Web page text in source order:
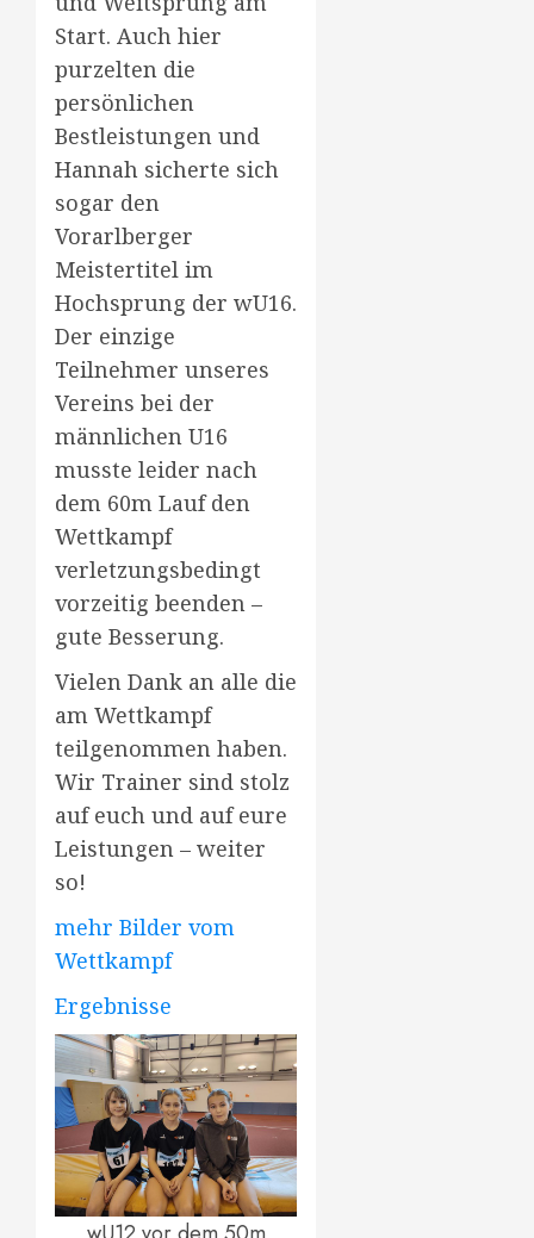
Start. Auch hier
purzelten die
persönlichen
Bestleistungen und
Hannah sicherte sich
sogar den
Vorarlberger
Meistertitel im
Hochsprung der wU16.
Der einzige
Teilnehmer unseres
Vereins bei der
männlichen U16
musste leider nach
dem 60m Lauf den
Wettkampf
verletzungsbedingt
vorzeitig beenden –
gute Besserung.
Vielen Dank an alle die
am Wettkampf
teilgenommen haben.
Wir Trainer sind stolz
auf euch und auf eure
Leistungen – weiter
so!
mehr Bilder vom
Wettkampf
Ergebnisse